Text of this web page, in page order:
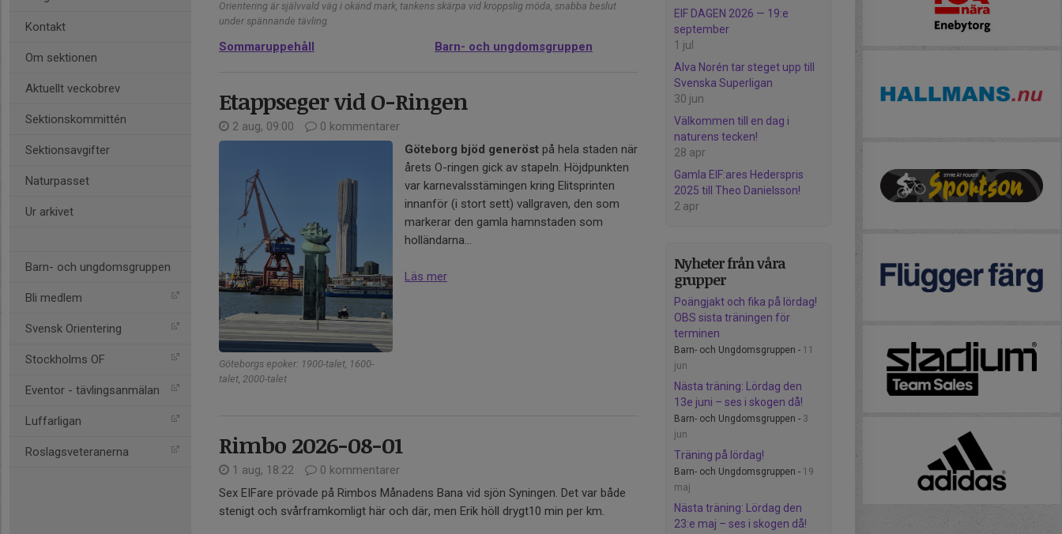
Kontakt
Om sektionen
Aktuellt veckobrev
Sektionskommittén
Sektionsavgifter
Naturpasset
Ur arkivet
Barn- och ungdomsgruppen
Bli medlem
Svensk Orientering
Stockholms OF
Eventor - tävlingsanmälan
Luffarligan
Roslagsveteranerna
EIF DAGEN 2026 — 19:e
september
1 jul
Alva Norén tar steget upp till
Svenska Superligan
30 jun
Välkommen till en dag i
naturens tecken!
28 apr
Gamla EIF:ares Hederspris
2025 till Theo Danielsson!
2 apr
Nyheter från våra
grupper
Poängjakt och fika på lördag!
OBS sista träningen för
terminen
Barn- och Ungdomsgruppen - 11
jun
Nästa träning: Lördag den
13e juni – ses i skogen då!
Barn- och Ungdomsgruppen - 3
jun
Träning på lördag!
Barn- och Ungdomsgruppen - 19
maj
Nästa träning: Lördag den
23:e maj – ses i skogen då!
Orientering är självvald väg i okänd mark, tankens skärpa vid kroppslig möda, snabba beslut
under spännande tävling.
Sommaruppehåll Barn- och ungdomsgruppen
Etappseger vid O-Ringen
2 aug, 09:00 0 kommentarer
Göteborgs epoker: 1900-talet, 1600-
talet, 2000-talet
Göteborg bjöd generöst på hela staden när
årets O-ringen gick av stapeln. Höjdpunkten
var karnevalsstämingen kring Elitsprinten
innanför (i stort sett) vallgraven, den som
markerar den gamla hamnstaden som
holländarna...
Läs mer
Rimbo 2026-08-01
1 aug, 18:22
0 kommentarer
Sex EIFare prövade på Rimbos Månadens Bana vid sjön Syningen. Det var både
stenigt och svårframkomligt här och där, men Erik höll drygt10 min per km.